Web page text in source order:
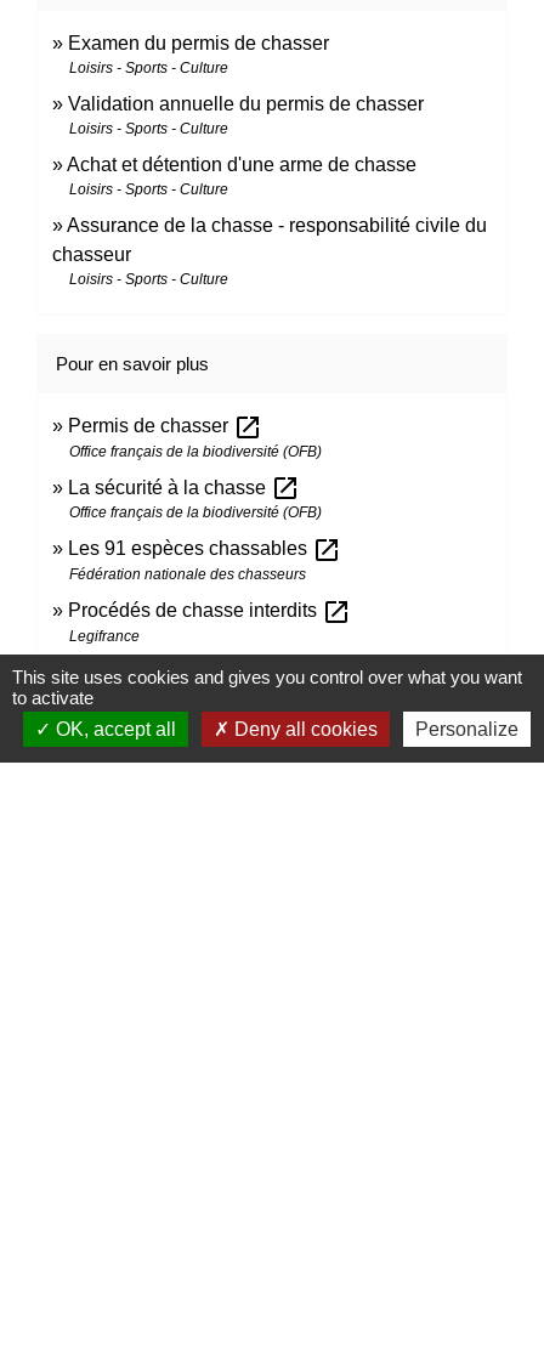
Examen du permis de chasser
Loisirs - Sports - Culture
Validation annuelle du permis de chasser
Loisirs - Sports - Culture
Achat et détention d'une arme de chasse
Loisirs - Sports - Culture
Assurance de la chasse - responsabilité civile du
chasseur
Loisirs - Sports - Culture
Pour en savoir plus
Permis de chasser open_in_new
Office français de la biodiversité (OFB)
La sécurité à la chasse open_in_new
Office français de la biodiversité (OFB)
Les 91 espèces chassables open_in_new
Fédération nationale des chasseurs
Procédés de chasse interdits open_in_new
Legifrance
Signaler une erreur sur cette page
This site uses cookies and gives you control over what you want
to activate
OK, accept all
Deny all cookies Personalize